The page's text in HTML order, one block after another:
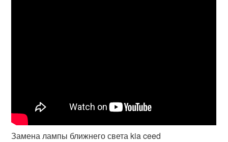
Замена лампы ближнего света kia ceed